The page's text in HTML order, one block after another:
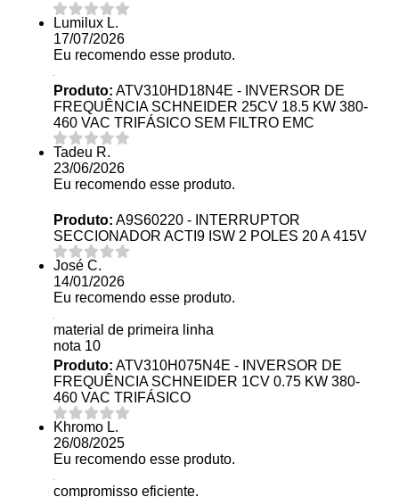
Lumilux L.
17/07/2026
Eu recomendo esse produto.
Produto: ATV310HD18N4E - INVERSOR DE
FREQUÊNCIA SCHNEIDER 25CV 18.5 KW 380-
460 VAC TRIFÁSICO SEM FILTRO EMC
Tadeu R.
23/06/2026
Eu recomendo esse produto.
Produto: A9S60220 - INTERRUPTOR
SECCIONADOR ACTI9 ISW 2 POLES 20 A 415V
José C.
14/01/2026
Eu recomendo esse produto.
material de primeira linha
nota 10
Produto: ATV310H075N4E - INVERSOR DE
FREQUÊNCIA SCHNEIDER 1CV 0.75 KW 380-
460 VAC TRIFÁSICO
Khromo L.
26/08/2025
Eu recomendo esse produto.
compromisso eficiente.